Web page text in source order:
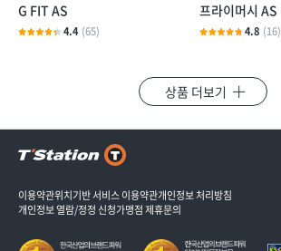
G FIT AS
4.4 (65)
프라이머시 AS
4.8 (16)
3 3
상품 더보기
이용약관위치기반 서비스 이용약관개인정보 처리방침
개인정보 열람/정정 신청가맹점 제휴문의